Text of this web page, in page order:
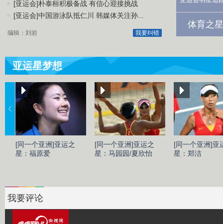
[亚运会]朴泰桓积极备战 有信心迎接挑战
[亚运会]中国游泳队抵仁川 韩媒体关注孙...
我要纠错
编辑：刘岩
体育之
亚运星梦想
[同一个亚洲]亚运之
星：福原爱
[同一个亚洲]亚运之
星：马园园/夏欣怡
[同一个亚洲]亚
星：郑洁
我要评论